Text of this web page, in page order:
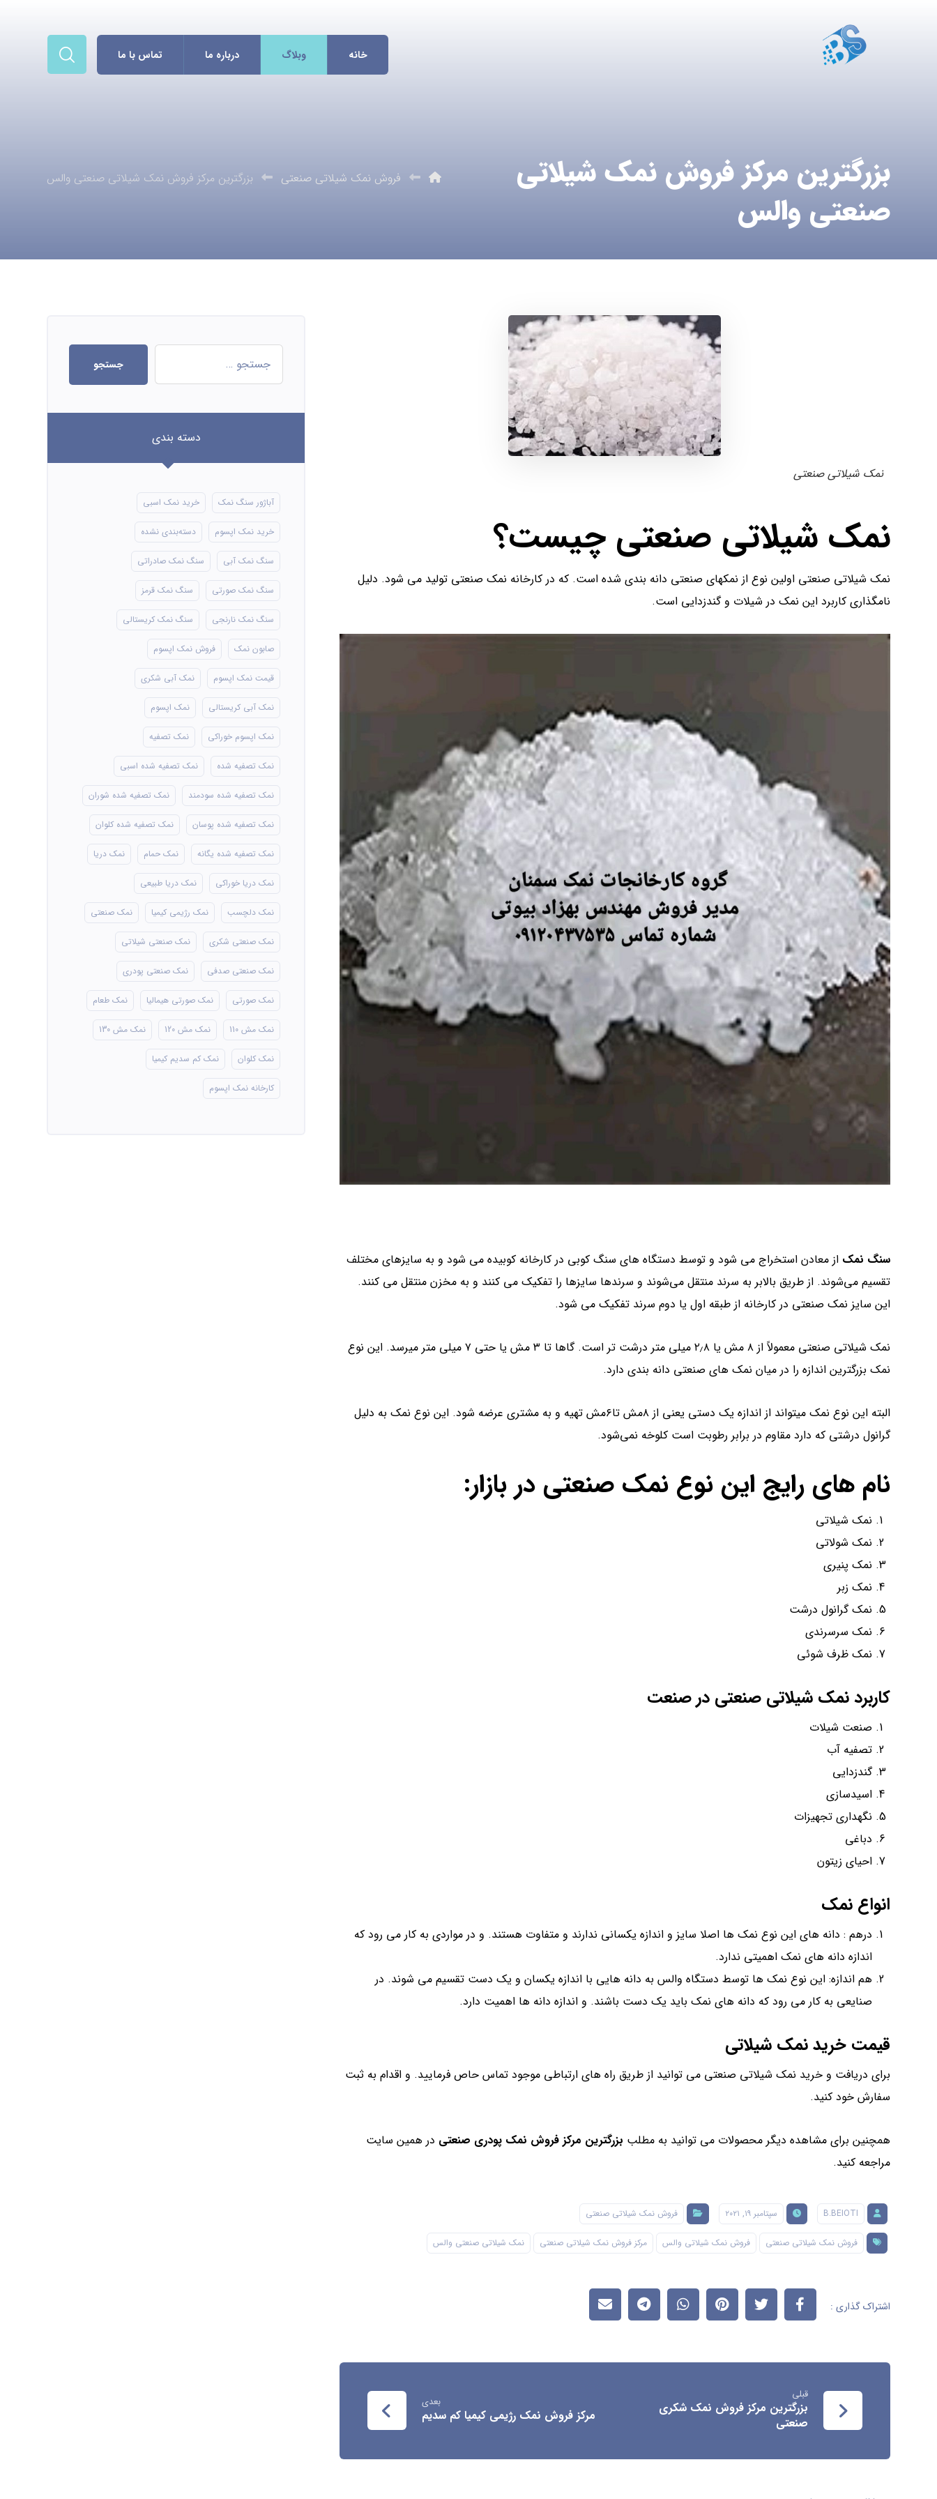
خانه وبلاگ درباره ما تماس با ما
بزرگترین مرکز فروش نمک شیلاتی
صنعتی والس
فروش نمک شیلاتی صنعتی بزرگترین مرکز فروش نمک شیلاتی صنعتی والس
نمک شیلاتی صنعتی
نمک شیلاتی صنعتی چیست؟
نمک شیلاتی صنعتی اولین نوع از نمکهای صنعتی دانه بندی شده است. که در کارخانه نمک صنعتی تولید می شود. دلیل
نامگذاری کاربرد این نمک در شیلات و گندزدایی است.
سنگ نمک از معادن استخراج می شود و توسط دستگاه های سنگ کوبی در کارخانه کوبیده می شود و به سایزهای مختلف
تقسیم می‌شوند. از طریق بالابر به سرند منتقل می‌شوند و سرندها سایزها را تفکیک می کنند و به مخزن منتقل می کنند.
این سایز نمک صنعتی در کارخانه از طبقه اول یا دوم سرند تفکیک می شود.
نمک شیلاتی صنعتی معمولاً از ۸ مش یا ۲٫۸ میلی متر درشت تر است. گاها تا ۳ مش یا حتی ۷ میلی متر میرسد. این نوع
نمک بزرگترین اندازه را در میان نمک های صنعتی دانه بندی دارد.
البته این نوع نمک میتواند از اندازه یک دستی یعنی از ۸مش تا۶مش تهیه و به مشتری عرضه شود. این نوع نمک به دلیل
گرانول درشتی که دارد مقاوم در برابر رطوبت است کلوخه نمی‌شود.
نام های رایج این نوع نمک صنعتی در بازار:
نمک شیلاتی
نمک شولاتی
نمک پنیری
نمک زبر
نمک گرانول درشت
نمک سرسرندی
نمک ظرف شوئی
کاربرد نمک شیلاتی صنعتی در صنعت
صنعت شیلات
تصفیه آب
گندزدایی
اسیدسازی
نگهداری تجهیزات
دباغی
احیای زیتون
انواع نمک
درهم : دانه های این نوع نمک ها اصلا سایز و اندازه یکسانی ندارند و متفاوت هستند. و در مواردی به کار می رود که
اندازه دانه های نمک اهمیتی ندارد.
هم اندازه: این نوع نمک ها توسط دستگاه والس به دانه هایی با اندازه یکسان و یک دست تقسیم می شوند. در
صنایعی به کار می رود که دانه های نمک باید یک دست باشند. و اندازه دانه ها اهمیت دارد.
قیمت خرید نمک شیلاتی
برای دریافت و خرید نمک شیلاتی صنعتی می توانید از طریق راه های ارتباطی موجود تماس حاص فرمایید. و اقدام به ثبت
سفارش خود کنید.
همچنین برای مشاهده دیگر محصولات می توانید به مطلب بزرگترین مرکز فروش نمک پودری صنعتی در همین سایت
مراجعه کنید.
B.BEIOTI سپتامبر ۱۹, ۲۰۲۱ فروش نمک شیلاتی صنعتی
فروش نمک شیلاتی صنعتی فروش نمک شیلاتی والس مرکز فروش نمک شیلاتی صنعتی نمک شیلاتی صنعتی والس
قبلی
بزرگترین مرکز فروش نمک شکری
صنعتی
بعدی
مرکز فروش نمک رژیمی کیمیا کم سدیم
جستجو
دسته بندی
آباژور سنگ نمک خرید نمک اسبی
خرید نمک اپسوم دسته‌بندی نشده
سنگ نمک آبی سنگ نمک صادراتی
سنگ نمک صورتی سنگ نمک قرمز
سنگ نمک نارنجی سنگ نمک کریستالی
صابون نمک فروش نمک اپسوم
قیمت نمک اپسوم نمک آبی شکری
نمک آبی کریستالی نمک اپسوم
نمک اپسوم خوراکی نمک تصفیه
نمک تصفیه شده نمک تصفیه شده اسبی
نمک تصفیه شده سودمند نمک تصفیه شده شوران
نمک تصفیه شده پوسان نمک تصفیه شده کلوان
نمک تصفیه شده یگانه نمک حمام نمک دریا
نمک دریا خوراکی نمک دریا طبیعی
نمک دلچسب نمک رژیمی کیمیا نمک صنعتی
نمک صنعتی شکری نمک صنعتی شیلاتی
نمک صنعتی صدفی نمک صنعتی پودری
نمک صورتی نمک صورتی هیمالیا نمک طعام
نمک مش 110 نمک مش 120 نمک مش 130
نمک کلوان نمک کم سدیم کیمیا
کارخانه نمک اپسوم